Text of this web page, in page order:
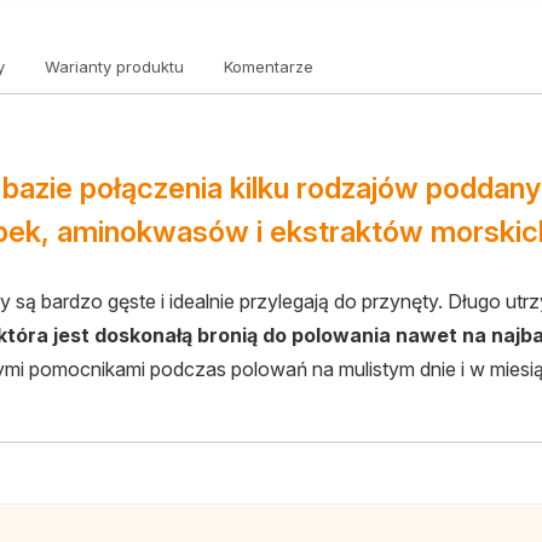
Warianty produktu Komentarze
połączenia kilku rodzajów
aminokwasów i ekstraktów
są bardzo gęste i idealnie przylegają do przynęty. Długo
jest doskonałą bronią do polowania nawet na
pomocnikami podczas polowań na mulistym dnie i w